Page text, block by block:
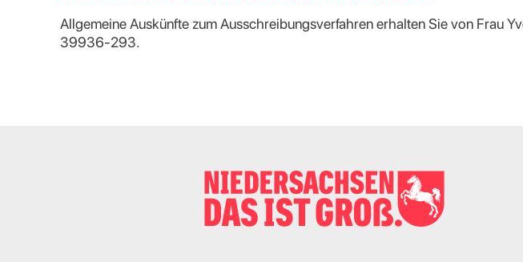
Allgemeine Auskünfte zum Ausschreibungsverfahren erhalten Sie von Frau
39936-293.